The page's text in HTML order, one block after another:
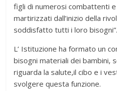
figli di numerosi combattenti
martirizzati dall’inizio della
soddisfatto tutti i loro bisogni”.
L’ Istituzione ha formato un
bisogni materiali dei bambini,
riguarda la salute,il cibo e i
svolgere questa funzione.